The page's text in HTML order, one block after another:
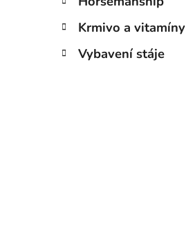
Krmivo a vitamíny
Vybavení stáje